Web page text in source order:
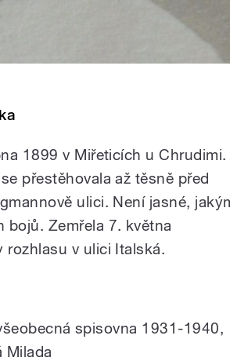
1899 v Miřeticích u Chrudimi.
přestěhovala až těsně před
ulici. Není jasné,
bojů. Zemřela 7. května
rozhlasu v ulici Italská.
spisovna 1931-1940,
Milada